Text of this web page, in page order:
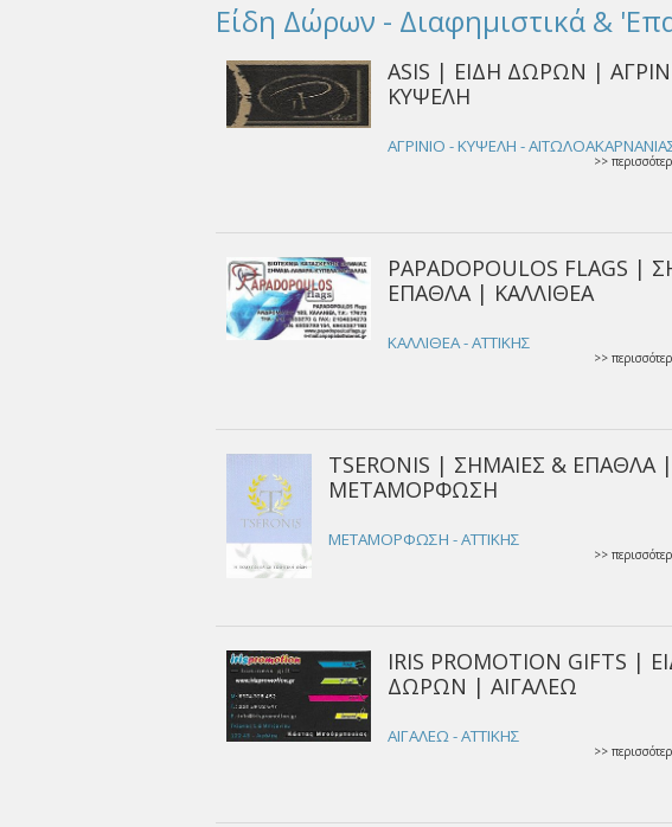
Είδη Δώρων - Διαφημιστικά &
ASIS | ΕΙΔΗ ΔΩΡΩΝ |
ΚΥΨΕΛΗ
ΑΓΡΙΝΙΟ - ΚΥΨΕΛΗ -
>>
PAPADOPOULOS FLAGS |
ΕΠΑΘΛΑ | ΚΑΛΛΙΘΕΑ
ΚΑΛΛΙΘΕΑ - ΑΤΤΙΚΗΣ
>>
TSERONIS | ΣΗΜΑΙΕΣ & ΕΠΑΘΛΑ |
ΜΕΤΑΜΟΡΦΩΣΗ
ΜΕΤΑΜΟΡΦΩΣΗ - ΑΤΤΙΚΗΣ
>>
IRIS PROMOTION GIFTS |
ΔΩΡΩΝ | ΑΙΓΑΛΕΩ
ΑΙΓΑΛΕΩ - ΑΤΤΙΚΗΣ
>>